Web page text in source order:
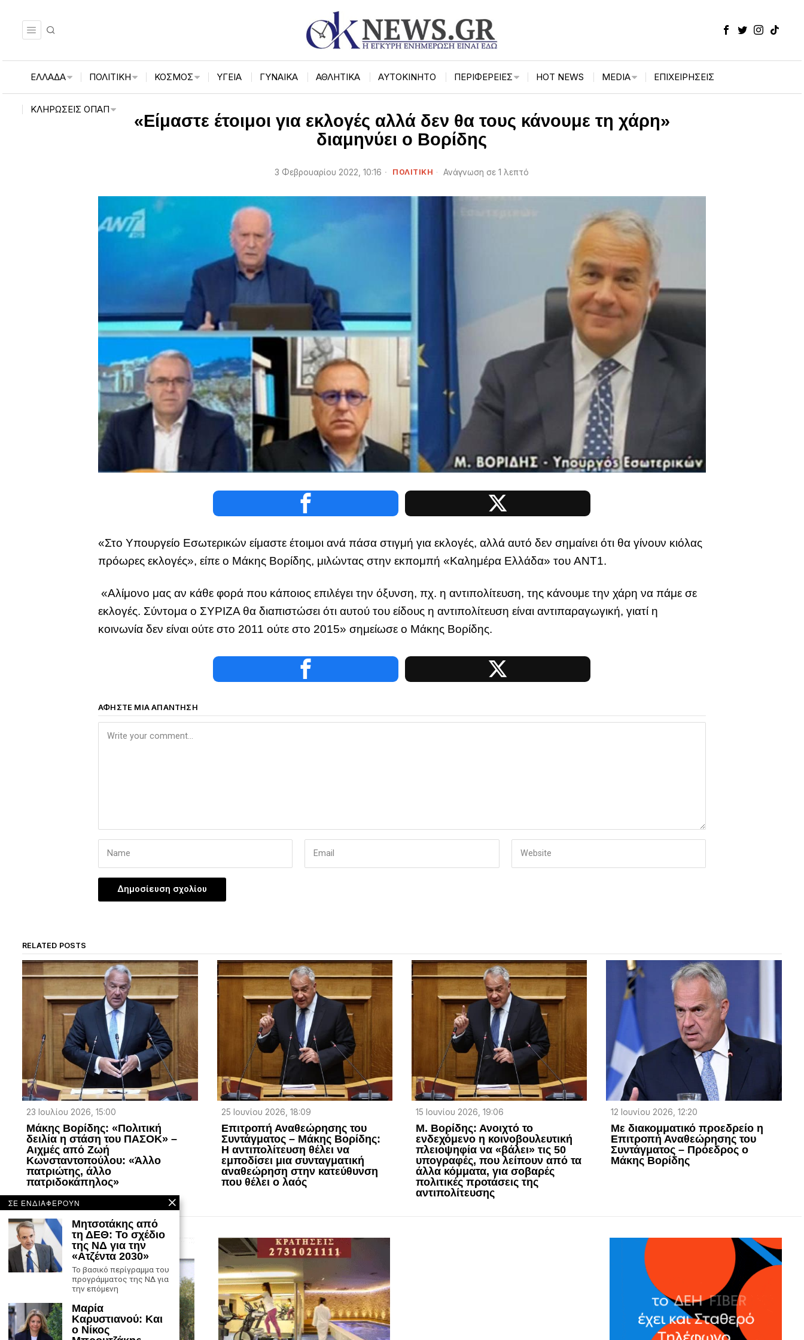
ΕΛΛΑΔΑ ΠΟΛΙΤΙΚΗ ΚΟΣΜΟΣ ΥΓΕΙΑ ΓΥΝΑΙΚΑ ΑΘΛΗΤΙΚΑ ΑΥΤΟΚΙΝΗΤΟ ΠΕΡΙΦΈΡΕΙΕΣ HOT NEWS MEDIA ΕΠΙΧΕΙΡΉΣΕΙΣ
ΚΛΗΡΏΣΕΙΣ ΟΠΑΠ
«Είμαστε έτοιμοι για εκλογές αλλά δεν θα τους κάνουμε τη χάρη»
διαμηνύει ο Βορίδης
3 Φεβρουαρίου 2022, 10:16 ΠΟΛΙΤΙΚΗ Ανάγνωση σε 1 λεπτό
«Στο Υπουργείο Εσωτερικών είμαστε έτοιμοι ανά πάσα στιγμή για εκλογές, αλλά αυτό δεν σημαίνει ότι θα γίνουν κιόλας
πρόωρες εκλογές», είπε ο Μάκης Βορίδης, μιλώντας στην εκπομπή «Καλημέρα Ελλάδα» του ΑΝΤ1.
«Αλίμονο μας αν κάθε φορά που κάποιος επιλέγει την όξυνση, πχ. η αντιπολίτευση, της κάνουμε την χάρη να πάμε σε
εκλογές. Σύντομα ο ΣΥΡΙΖΑ θα διαπιστώσει ότι αυτού του είδους η αντιπολίτευση είναι αντιπαραγωγική, γιατί η
κοινωνία δεν είναι ούτε στο 2011 ούτε στο 2015» σημείωσε ο Μάκης Βορίδης.
ΑΦΉΣΤΕ ΜΙΑ ΑΠΆΝΤΗΣΗ
RELATED POSTS
23 Ιουλίου 2026, 15:00
Μάκης Βορίδης: «Πολιτική
δειλία η στάση του ΠΑΣΟΚ» –
Αιχμές από Ζωή
Κωνσταντοπούλου: «Άλλο
πατριώτης, άλλο
πατριδοκάπηλος»
25 Ιουνίου 2026, 18:09
Επιτροπή Αναθεώρησης του
Συντάγματος – Μάκης Βορίδης:
Η αντιπολίτευση θέλει να
εμποδίσει μια συνταγματική
αναθεώρηση στην κατεύθυνση
που θέλει ο λαός
15 Ιουνίου 2026, 19:06
Μ. Βορίδης: Ανοιχτό το
ενδεχόμενο η κοινοβουλευτική
πλειοψηφία να «βάλει» τις 50
υπογραφές, που λείπουν από τα
άλλα κόμματα, για σοβαρές
πολιτικές προτάσεις της
αντιπολίτευσης
12 Ιουνίου 2026, 12:20
Με διακομματικό προεδρείο η
Επιτροπή Αναθεώρησης του
Συντάγματος – Πρόεδρος ο
Μάκης Βορίδης
ΣΕ ΕΝΔΙΑΦΕΡΟΥΝ
Μητσοτάκης από
τη ΔΕΘ: Το σχέδιο
της ΝΔ για την
«Ατζέντα 2030»
Το βασικό περίγραμμα του
προγράμματος της ΝΔ για
την επόμενη
Μαρία
Καρυστιανού: Και
ο Νίκος